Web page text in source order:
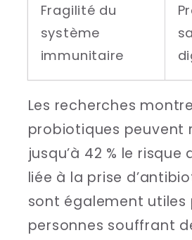
Fragilité du
système
immunitaire
Les recherches
probiotiques peuvent
jusqu’à 42 % le risque
liée à la prise
sont également utiles
personnes souffrant